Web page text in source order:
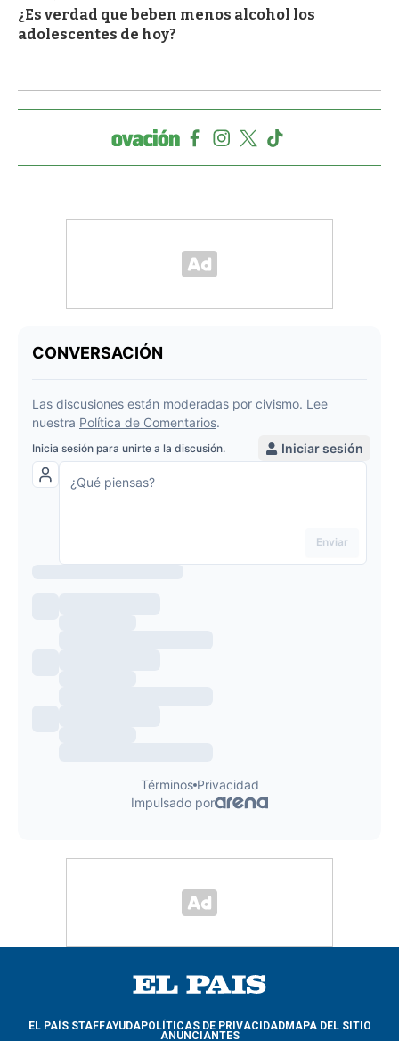
¿Es verdad que beben menos alcohol los
adolescentes de hoy?
EL PAÍS STAFFAYUDAPOLÍTICAS DE PRIVACIDADMAPA DEL SITIO
ANUNCIANTES